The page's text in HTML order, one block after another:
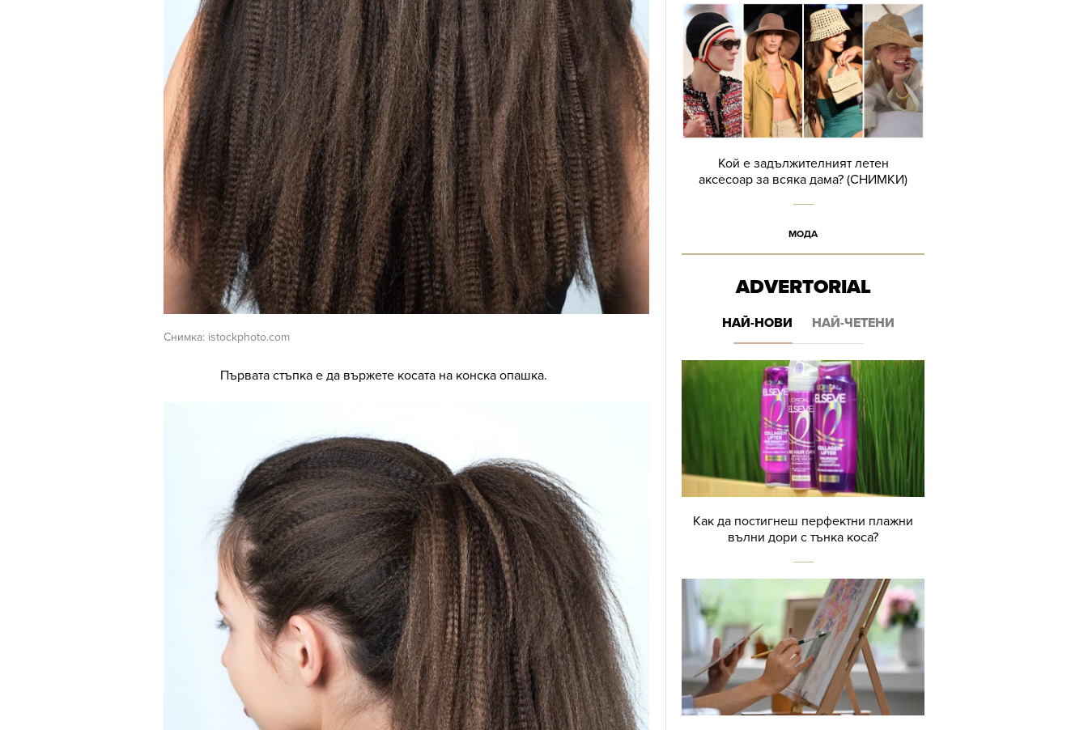
Снимка: istockphoto.com
Първата стъпка е да вържете косата на конска опашка.
Кой е задължителният летен
аксесоар за всяка дама? (СНИМКИ)
МОДА
ADVERTORIAL
НАЙ-НОВИ НАЙ-ЧЕТЕНИ
Как да постигнеш перфектни плажни
вълни дори с тънка коса?